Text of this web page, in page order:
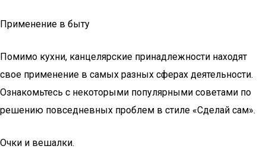
Применение в быту
Помимо кухни, канцелярские принадлежности находят
свое применение в самых разных сферах деятельности.
Ознакомьтесь с некоторыми популярными советами по
решению повседневных проблем в стиле «Сделай сам».
Очки и вешалки.